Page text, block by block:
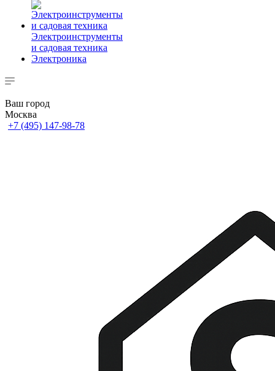
Электроинструменты
и садовая техника
Электроника
Ваш город
Москва
+7 (495) 147-98-78